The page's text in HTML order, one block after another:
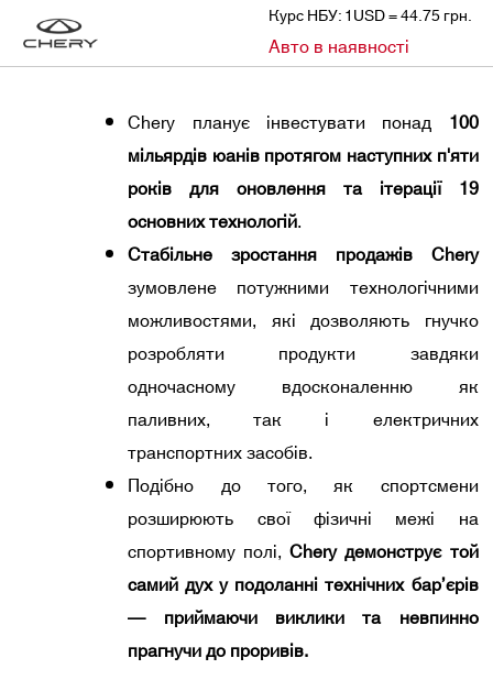
Курс НБУ: 1USD = 44.75 грн.
Авто в наявності
CHERY ДОСЯГНЕННЯ НОВИХ ВИСОТ БРЕНДУ CHERY В СВІТІ: ПІДСУМКИ ЗА 8 МІСЯЦІВ 2024 РОКУ
Chery планує інвестувати понад 100
мільярдів юанів протягом наступних п'яти
років для оновлення та ітерації 19
основних технологій.
Стабільне зростання продажів Chery
зумовлене потужними технологічними
можливостями, які дозволяють гнучко
розробляти продукти завдяки
одночасному вдосконаленню як
паливних, так і електричних
транспортних засобів.
Подібно до того, як спортсмени
розширюють свої фізичні межі на
спортивному полі,Chery демонструє той
самий дух у подоланні технічних бар’єрів
— приймаючи виклики та невпинно
прагнучи до проривів.